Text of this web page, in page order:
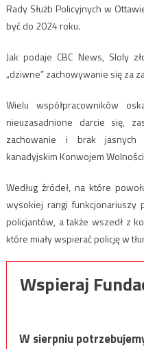
Rady Służb Policyjnych w
być do 2024 roku.
Jak podaje CBC News, Sloly
„dziwne” zachowywanie się za
Wielu współpracowników
nieuzasadnione darcie się,
zachowanie i brak
kanadyjskim Konwojem
Według źródeł, na które
wysokiej rangi
policjantów, a także wszedł z
które miały wspierać policję w
Wspieraj
W sierpniu